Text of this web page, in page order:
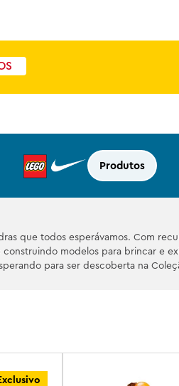
Produtos
que todos esperávamos. Com
modelos para brincar e
para ser descoberta na